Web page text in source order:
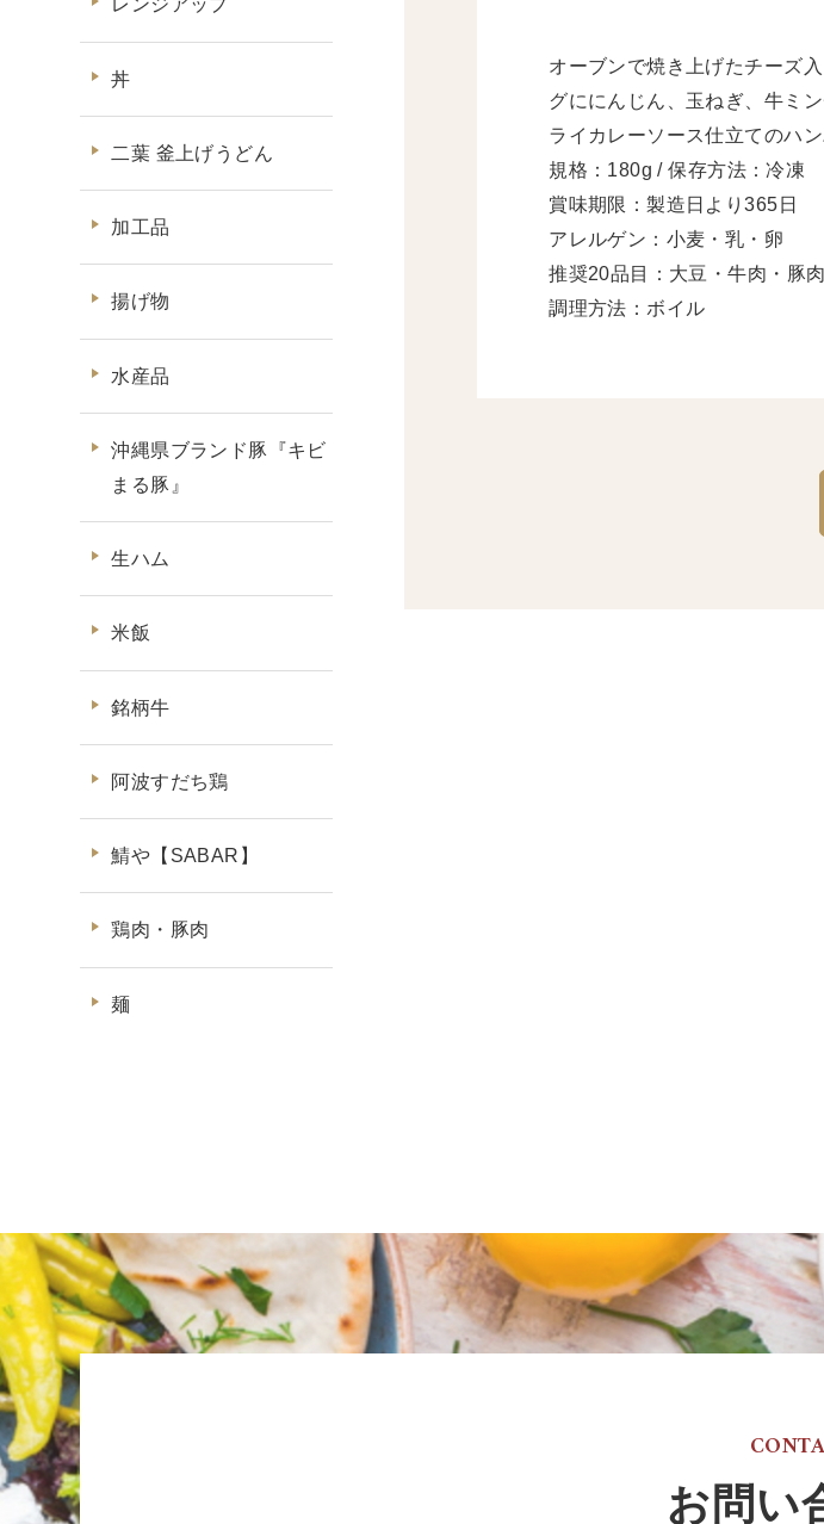
丼
二葉 釜上げうどん
加工品
揚げ物
水産品
沖縄県ブランド豚『キビ
まる豚』
生ハム
米飯
銘柄牛
阿波すだち鶏
鯖や【SABAR】
鶏肉・豚肉
麺
オーブンで焼き上げたチーズ
グににんじん、玉ねぎ、牛ミ
ライカレーソース仕立てのハン
規格：180g / 保存方法：冷凍
賞味期限：製造日より365日
アレルゲン：小麦・乳・卵
推奨20品目：大豆・牛肉・豚
調理方法：ボイル
お問い